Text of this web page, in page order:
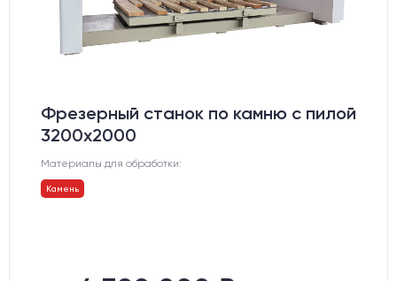
Фрезерный станок по камню с пилой
3200x2000
Материалы для обработки:
Камень